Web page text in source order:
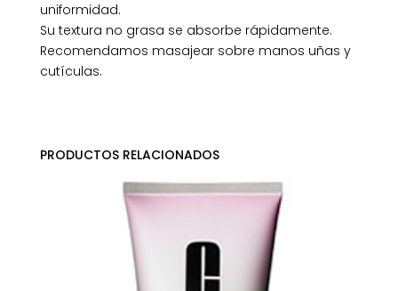
uniformidad.
Su textura no grasa se absorbe rápidamente.
Recomendamos masajear sobre manos uñas y
cutículas.
PRODUCTOS RELACIONADOS